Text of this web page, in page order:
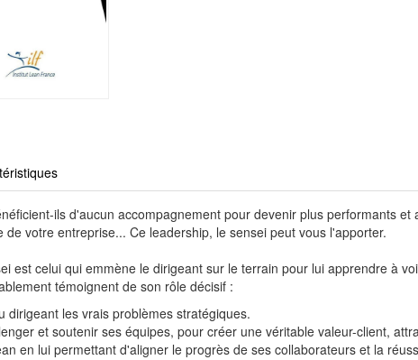
ils d'aucun accompagnement pour devenir plus performants
votre entreprise... Ce leadership, le sensei peut vous l'apporter.
est celui qui emmène le dirigeant sur le terrain pour lui apprendre à
témoignent de son rôle décisif :
dirigeant les vrais problèmes stratégiques.
et soutenir ses équipes, pour créer une véritable valeur-client,
en lui permettant d'aligner le progrès de ses collaborateurs et la